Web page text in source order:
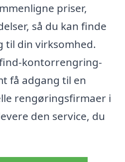
priser,
så du kan finde
til din virksomhed.
kontorrengring-
få adgang til en
rengøringsfirmaer i
den service, du